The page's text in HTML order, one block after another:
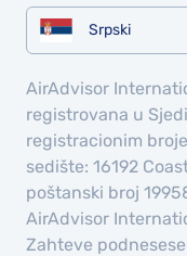
Srpski
AirAdvisor
registrovana u
registracionim
sedište: 16192
poštanski broj
AirAdvisor
Zahteve